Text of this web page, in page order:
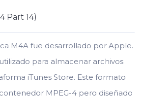
Part 14)
M4A fue desarrollado por Apple.
para almacenar archivos
iTunes Store. Este formato
MPEG-4 pero diseñado